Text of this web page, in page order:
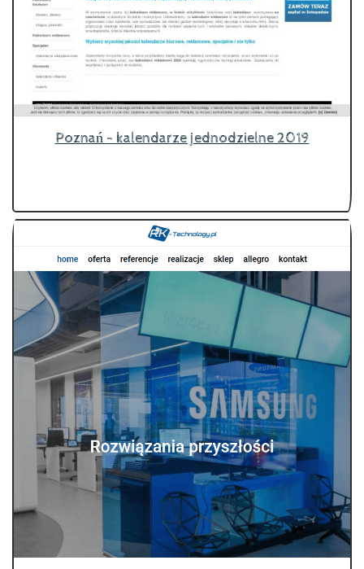
Poznań - kalendarze jednodzielne 2019